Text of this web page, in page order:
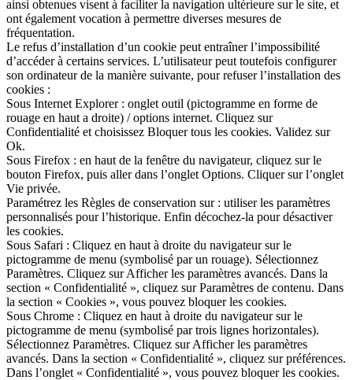
ainsi obtenues visent à faciliter la navigation ultérieure sur le site, et
ont également vocation à permettre diverses mesures de
fréquentation.
Le refus d’installation d’un cookie peut entraîner l’impossibilité
d’accéder à certains services. L’utilisateur peut toutefois configurer
son ordinateur de la manière suivante, pour refuser l’installation des
cookies :
Sous Internet Explorer : onglet outil (pictogramme en forme de
rouage en haut a droite) / options internet. Cliquez sur
Confidentialité et choisissez Bloquer tous les cookies. Validez sur
Ok.
Sous Firefox : en haut de la fenêtre du navigateur, cliquez sur le
bouton Firefox, puis aller dans l’onglet Options. Cliquer sur l’onglet
Vie privée.
Paramétrez les Règles de conservation sur : utiliser les paramètres
personnalisés pour l’historique. Enfin décochez-la pour désactiver
les cookies.
Sous Safari : Cliquez en haut à droite du navigateur sur le
pictogramme de menu (symbolisé par un rouage). Sélectionnez
Paramètres. Cliquez sur Afficher les paramètres avancés. Dans la
section « Confidentialité », cliquez sur Paramètres de contenu. Dans
la section « Cookies », vous pouvez bloquer les cookies.
Sous Chrome : Cliquez en haut à droite du navigateur sur le
pictogramme de menu (symbolisé par trois lignes horizontales).
Sélectionnez Paramètres. Cliquez sur Afficher les paramètres
avancés. Dans la section « Confidentialité », cliquez sur préférences.
Dans l’onglet « Confidentialité », vous pouvez bloquer les cookies.